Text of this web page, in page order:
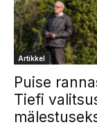
Artikkel
Puise
Tiefi